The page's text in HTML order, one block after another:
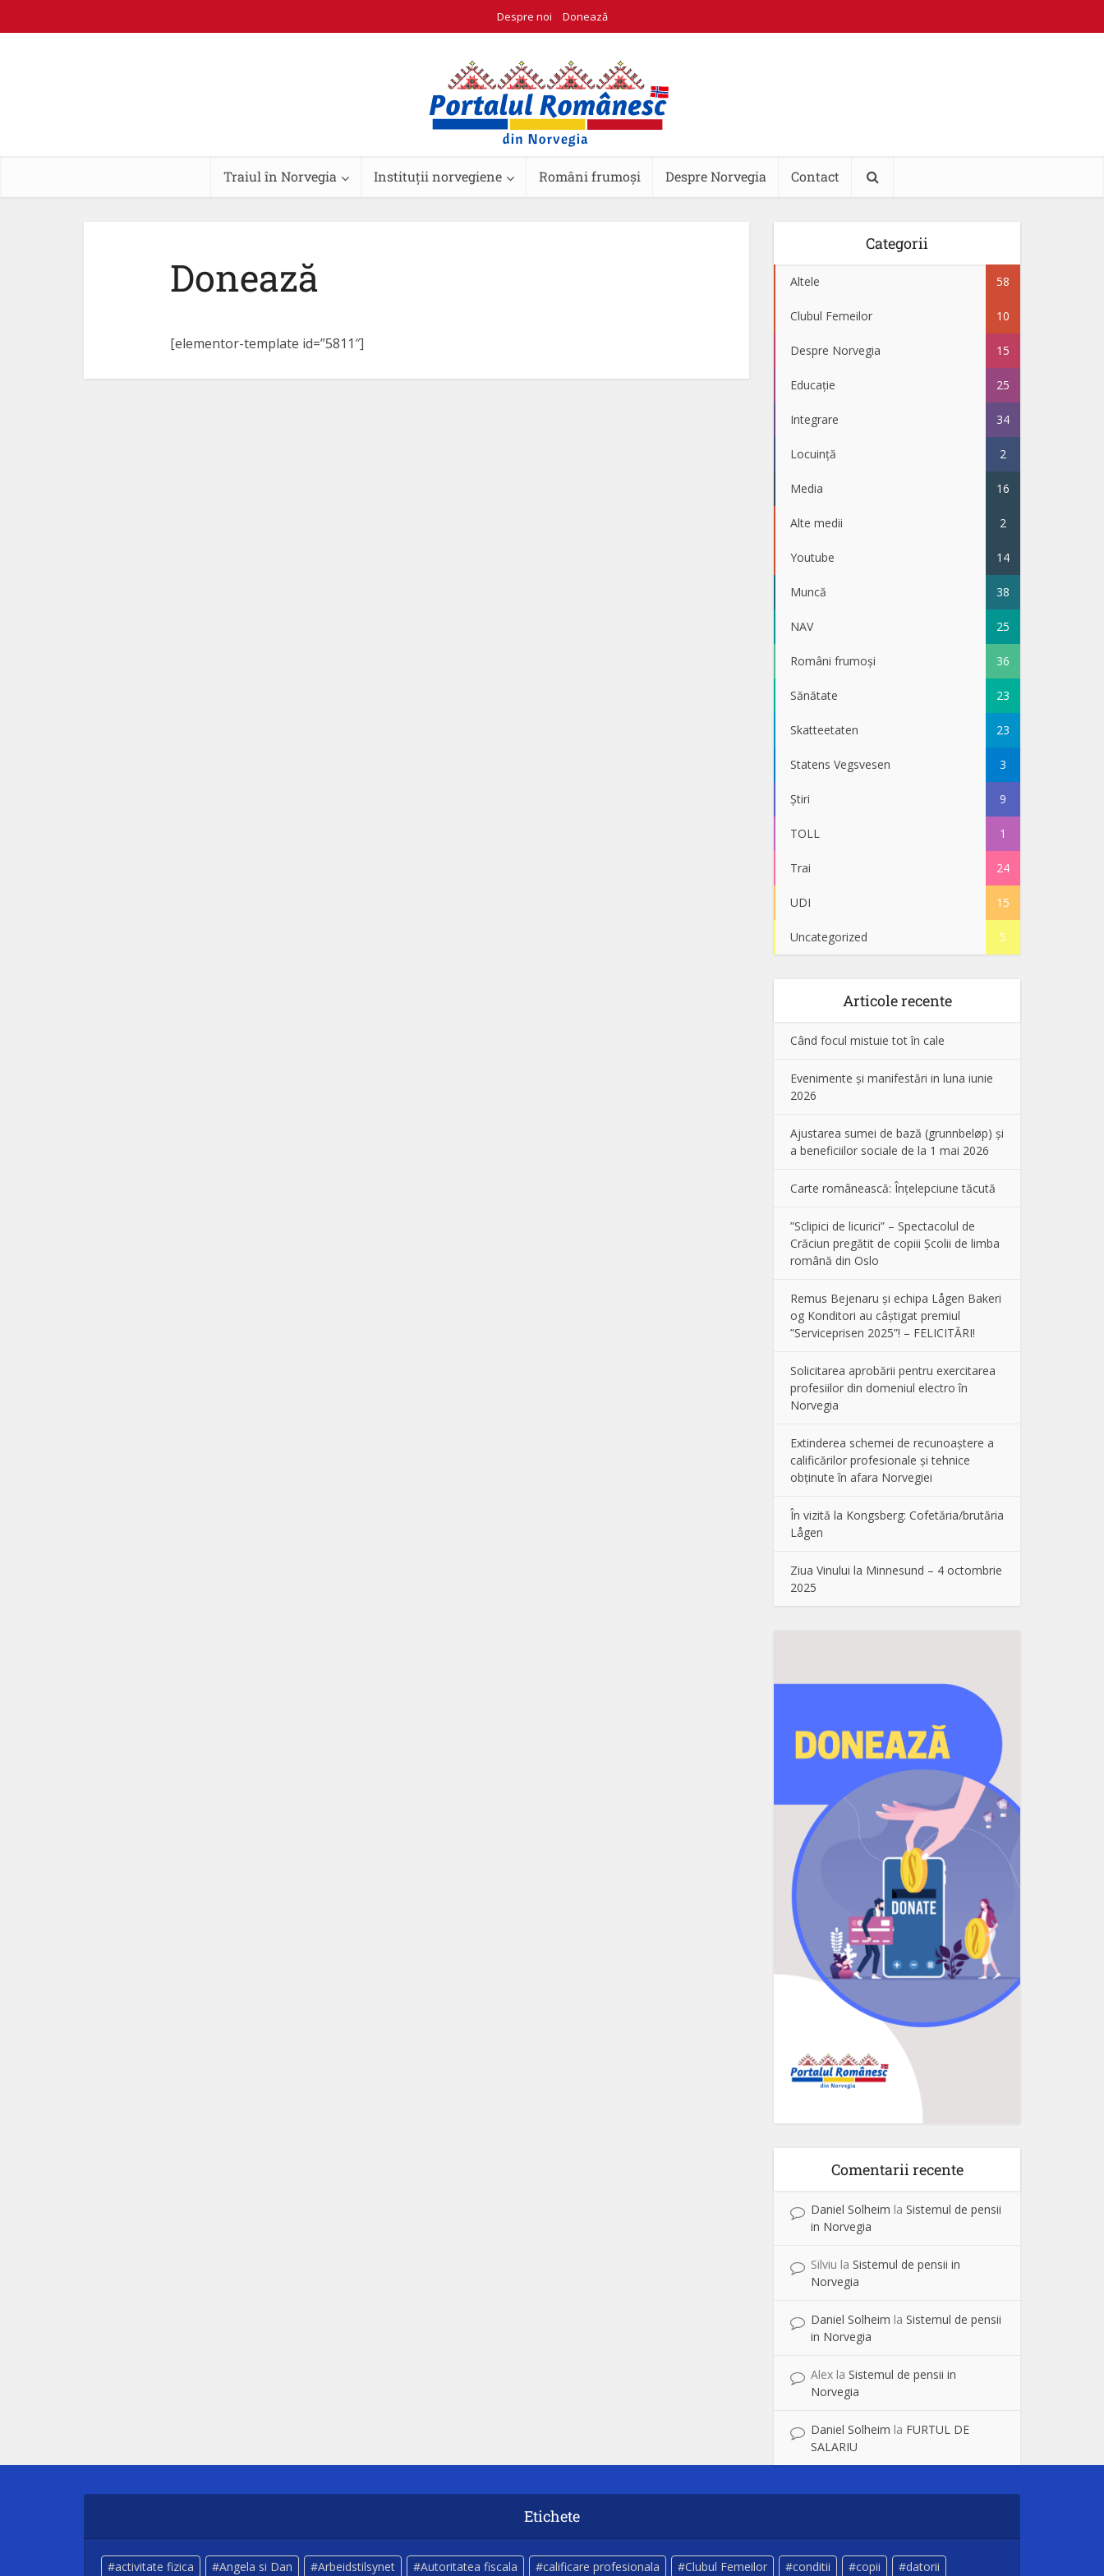
Despre noi Donează
Traiul în Norvegia Instituții norvegiene Români frumoși Despre Norvegia Contact
Donează
[elementor-template id=”5811″]
Categorii
Altele 58
Clubul Femeilor 10
Despre Norvegia 15
Educație 25
Integrare 34
Locuință 2
Media 16
Alte medii 2
Youtube 14
Muncă 38
NAV 25
Români frumoși 36
Sănătate 23
Skatteetaten 23
Statens Vegsvesen 3
Știri 9
TOLL 1
Trai 24
UDI 15
Uncategorized 5
Articole recente
Când focul mistuie tot în cale
Evenimente și manifestări in luna iunie
2026
Ajustarea sumei de bază (grunnbeløp) și
a beneficiilor sociale de la 1 mai 2026
Carte românească: Înțelepciune tăcută
”Sclipici de licurici” – Spectacolul de
Crăciun pregătit de copiii Școlii de limba
română din Oslo
Remus Bejenaru și echipa Lågen Bakeri
og Konditori au câștigat premiul
”Serviceprisen 2025”! – FELICITĂRI!
Solicitarea aprobării pentru exercitarea
profesiilor din domeniul electro în
Norvegia
Extinderea schemei de recunoaștere a
calificărilor profesionale și tehnice
obținute în afara Norvegiei
În vizită la Kongsberg: Cofetăria/brutăria
Lågen
Ziua Vinului la Minnesund – 4 octombrie
2025
Comentarii recente
Daniel Solheim la Sistemul de pensii
in Norvegia
Silviu la Sistemul de pensii in
Norvegia
Daniel Solheim la Sistemul de pensii
in Norvegia
Alex la Sistemul de pensii in
Norvegia
Daniel Solheim la FURTUL DE
SALARIU
Etichete
activitate fizica Angela si Dan Arbeidstilsynet Autoritatea fiscala calificare profesionala Clubul Femeilor conditii copii datorii